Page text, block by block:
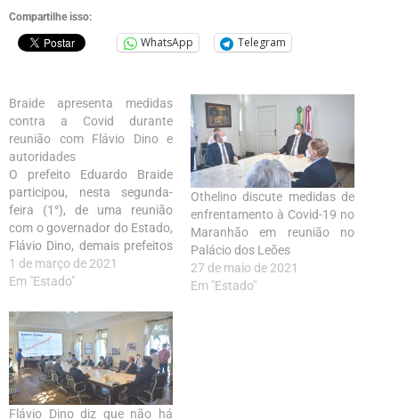
Compartilhe isso:
WhatsApp Telegram
Braide apresenta medidas
contra a Covid durante
reunião com Flávio Dino e
autoridades
O prefeito Eduardo Braide
participou, nesta segunda-
feira (1°), de uma reunião
com o governador do Estado,
Flávio Dino, demais prefeitos
da Grande Ilha de São Luís e
autoridades estaduais para
pandemia e as medidas
preventivas para conter o
avanço da Covid-19. “Temos
trabalhado desde o início…
1 de março de 2021
Em "Estado"
Othelino discute medidas de
enfrentamento à Covid-19 no
Maranhão em reunião no
Palácio dos Leões
27 de maio de 2021
Em "Estado"
Flávio Dino diz que não há